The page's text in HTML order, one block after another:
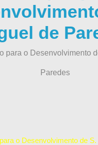
de
para o Desenvolvimento
Paredes
o Desenvolvimento de